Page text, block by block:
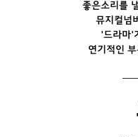
좋은소리를
뮤지컬넘
'드라마'
연기적인